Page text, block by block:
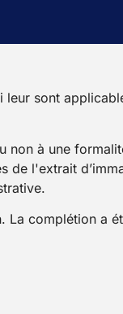
sont
non à une
de l'extrait
La complétion a